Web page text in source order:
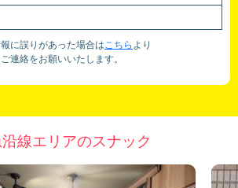
に誤りがあった場合はこちら より
ご連絡をお願いいたします。
線エリアのスナック